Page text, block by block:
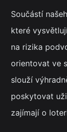
Součástí
které
na rizika
orientovat ve
slouží
poskytovat
zajímají o